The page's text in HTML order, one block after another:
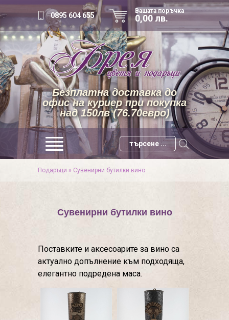
0895 604 655
Вашата поръчка
0,00 лв.
Безплатна доставка до
офис на куриер при покупка
над 150лв (76.70евро)
Подаръци » Сувенирни бутилки вино
Сувенирни бутилки вино
Поставките и аксесоарите за вино са
актуално допълнение към подходяща,
елегантно подредена маса.